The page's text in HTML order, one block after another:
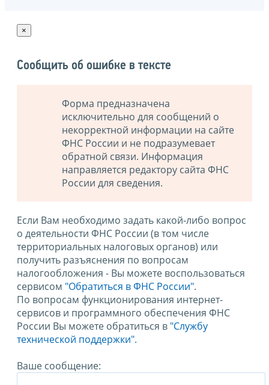
×
Сообщить об ошибке в тексте
Форма предназначена
исключительно для сообщений о
некорректной информации на сайте
ФНС России и не подразумевает
обратной связи. Информация
направляется редактору сайта ФНС
России для сведения.
Если Вам необходимо задать какой-либо вопрос
о деятельности ФНС России (в том числе
территориальных налоговых органов) или
получить разъяснения по вопросам
налогообложения - Вы можете воспользоваться
сервисом "Обратиться в ФНС России".
По вопросам функционирования интернет-
сервисов и программного обеспечения ФНС
России Вы можете обратиться в "Службу
технической поддержки".
Ваше сообщение: